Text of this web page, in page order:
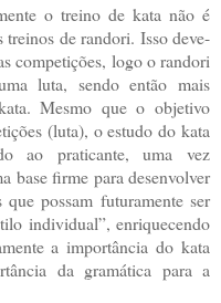
o treino de kata não é
de randori. Isso deve-
competições, logo o randori
luta, sendo então mais
Mesmo que o objetivo
(luta), o estudo do kata
ao praticante, uma vez
base firme para desenvolver
possam futuramente ser
individual”, enriquecendo
a importância do kata
da gramática para a